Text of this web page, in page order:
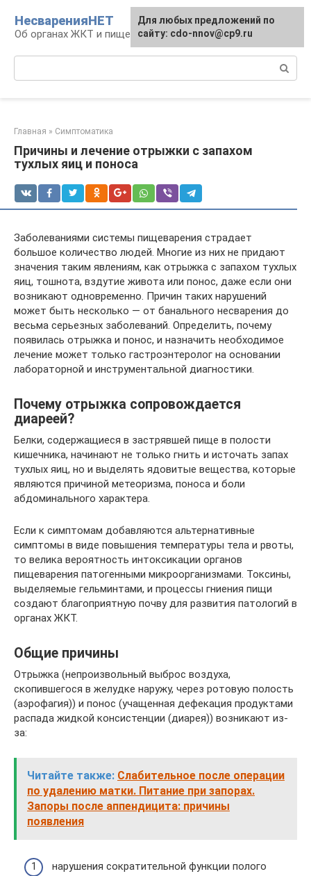
контенту
НесваренияНЕТ
Об органах ЖКТ и пищеварении
Главная » Симптоматика
Причины и лечение отрыжки с запахом
тухлых яиц и поноса
Заболеваниями системы пищеварения страдает
большое количество людей. Многие из них не придают
значения таким явлениям, как отрыжка с запахом тухлых
яиц, тошнота, вздутие живота или понос, даже если они
возникают одновременно. Причин таких нарушений
может быть несколько — от банального несварения до
весьма серьезных заболеваний. Определить, почему
появилась отрыжка и понос, и назначить необходимое
лечение может только гастроэнтеролог на основании
лабораторной и инструментальной диагностики.
Почему отрыжка сопровождается
диареей?
Белки, содержащиеся в застрявшей пище в полости
кишечника, начинают не только гнить и источать запах
тухлых яиц, но и выделять ядовитые вещества, которые
являются причиной метеоризма, поноса и боли
абдоминального характера.
Если к симптомам добавляются альтернативные
симптомы в виде повышения температуры тела и рвоты,
то велика вероятность интоксикации органов
пищеварения патогенными микроорганизмами. Токсины,
выделяемые гельминтами, и процессы гниения пищи
создают благоприятную почву для развития патологий в
органах ЖКТ.
Общие причины
Отрыжка (непроизвольный выброс воздуха,
скопившегося в желудке наружу, через ротовую полость
(аэрофагия)) и понос (учащенная дефекация продуктами
распада жидкой консистенции (диарея)) возникают из-
за:
Читайте также: Слабительное после операции
по удалению матки. Питание при запорах.
Запоры после аппендицита: причины
появления
нарушения сократительной функции полого
Для любых предложений по
сайту: cdo-nnov@cp9.ru